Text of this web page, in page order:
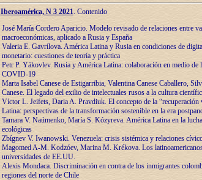
Iberoamérica, N 3 2021. Contenido
José María Cordero Aparicio. Modelo revisado de relaciones entre
macroeconómicas, aplicado a Rusia y España
Valeria E. Gavrílova. América Latina y Rusia en condiciones de
monetario: cuestiones de teoría y práctica
Petr P. Yákovlev. Rusia y América Latina: colaboración en medio de
COVID-19
Marta Isabel Canese de Estigarribia, Valentina Canese Caballero,
Canese. El legado del exilio de intelectuales rusos a la cultura
Víctor L. Jeifets, Daria A. Pravdiuk. El concepto de la “recuperación
Latina: perspectivas de la transformación sostenible en la era
Tamara V. Naúmenko, María S. Kózyreva. América Latina en la
ecológicas
Zbígnev V. Iwanowski. Venezuela: crisis sistémica y relaciones
Magomed A-M. Kodzóev, Marina M. Krékova. Los
universidades de EE.UU.
Alexis Mondaca. Discriminación en contra de los inmigrantes
regiones del norte de Chile